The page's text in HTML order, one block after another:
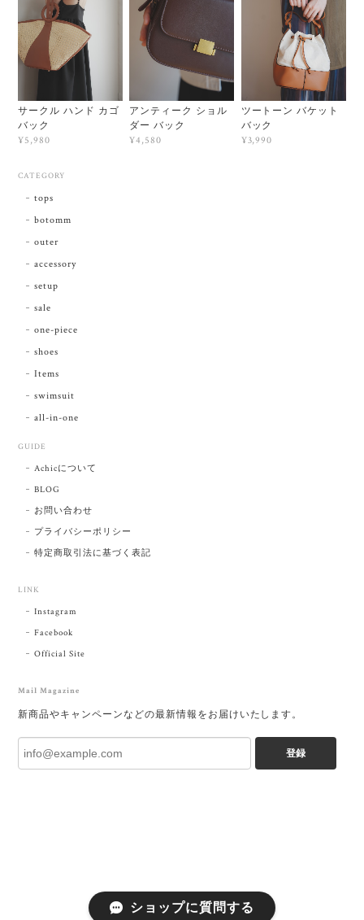
サークル ハンド カゴ
バック
¥5,980
アンティーク ショル
ダー バック
¥4,580
ツートーン バケット
バック
¥3,990
CATEGORY
tops
botomm
outer
accessory
setup
sale
one-piece
shoes
Items
swimsuit
all-in-one
GUIDE
Achicについて
BLOG
お問い合わせ
プライバシーポリシー
特定商取引法に基づく表記
LINK
Instagram
Facebook
Official Site
Mail Magazine
新商品やキャンペーンなどの最新情報をお届けいたします。
登録
ショップに質問する